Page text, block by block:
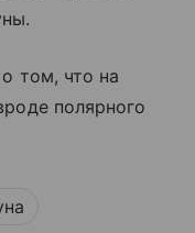
о том, что на
полярного